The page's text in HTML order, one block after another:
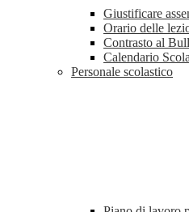
Giustificare
Orario delle
Contrasto al
Calendario
Personale scolastico